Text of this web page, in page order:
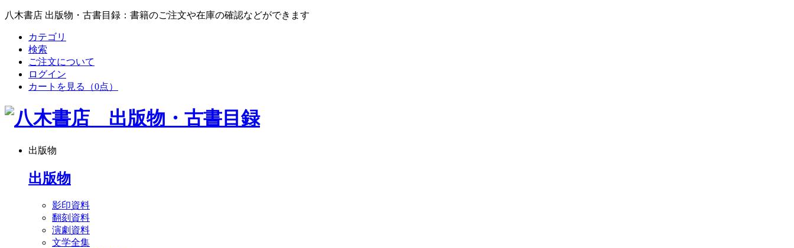
八木書店 出版物・古書目録：書籍のご注文や在庫の確認などができます
カテゴリ
検索
ご注文について
ログイン
カートを見る
（0点）
出版物
出版物
影印資料
翻刻資料
演劇資料
文学全集